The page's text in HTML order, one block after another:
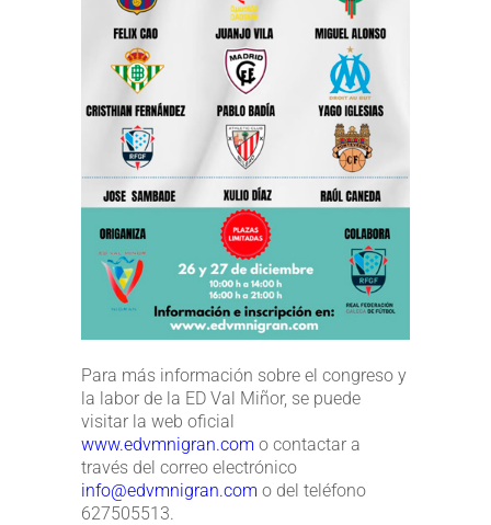
Para más información sobre el congreso y
la labor de la ED Val Miñor, se puede
visitar la web oficial
www.edvmnigran.com o contactar a
través del correo electrónico
info@edvmnigran.com o del teléfono
627505513.